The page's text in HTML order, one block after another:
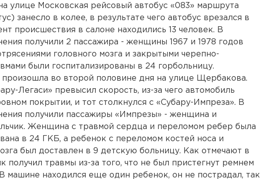
на улице Московская рейсовый автобус «083» маршрута
занесло в колее, в результате чего автобус врезался в
происшествия в салоне находились 13 человек. В
получили 2 пассажира - женщины 1967 и 1978 годов
головного мозга и закрытыми черепно-
были госпитализированы в 24 горбольницу.
произошла во второй половине дня на улице Щербакова.
Легаси» превысил скорость, из-за чего автомобиль
покрытии, и тот столкнулся с «Субару-Импреза». В
получили пассажиры «Импрезы» - женщина и
Женщина с травмой сердца и переломом ребер была
в 24 ГКБ, а ребенок с переломом костей носа и
был доставлен в 9 детскую больницу. Как отмечают в
получил травмы из-за того, что не был пристегнут ремнем
машине находился еще один ребенок, он не пострадал, так